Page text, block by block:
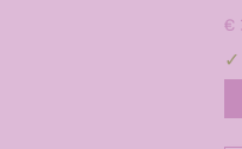
€
✓